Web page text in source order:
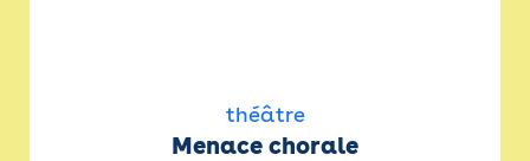
théâtre
Menace chorale